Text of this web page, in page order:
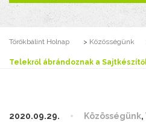
Törökbálint Holnap > Közösségünk
Telekről ábrándoznak a
2020.09.29. Közösségünk,